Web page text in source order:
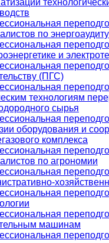
по энергоаудиту
и
(ПГС)
технологиям
сырья
оборудования и
комплекса
по агрономии
машинам